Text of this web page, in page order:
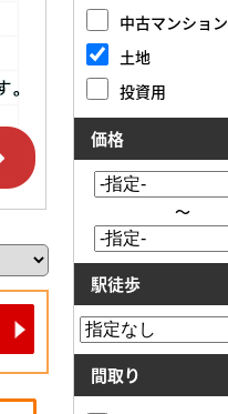
中古マンション
土地
投資用
価格
～
駅徒歩
間取り